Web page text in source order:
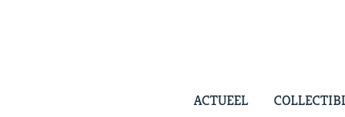
ACTUEEL